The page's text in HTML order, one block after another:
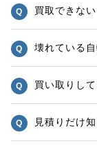
買取できな
壊れている
買い取りし
見積りだけ